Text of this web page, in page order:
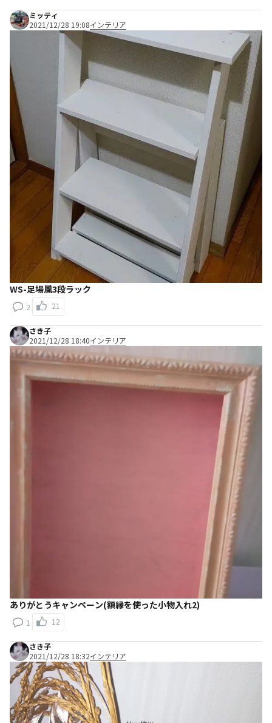
ミッティ
2021/12/28 19:08インテリア
WS-足場風3段ラック
2 21
さき子
2021/12/28 18:40インテリア
ありがとうキャンペーン(額縁を使った小物入れ2)
1 12
さき子
2021/12/28 18:32インテリア